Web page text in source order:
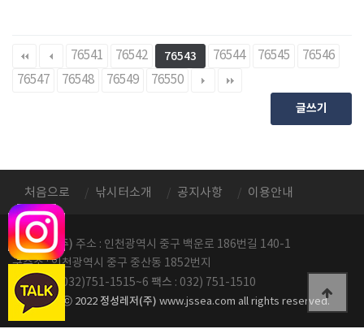
76541 76542 76543 76544 76545
76546
76547
76548 76549 76550
글쓰기
처음으로 낚시터소개 공지사항 이용안내
정성레저(주) 주소 : 인천광역시 중구 백운로 186번길 140-1
구주소 : 인천광역시 중구 중산동 1852번지
전화번호: 032)751-1515~6 팩스 : 032) 751-1510
copyright ⓒ 2022 정성레저(주) www.jssea.com all rights reserved.